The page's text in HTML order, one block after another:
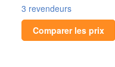
3 revendeurs
Comparer les prix